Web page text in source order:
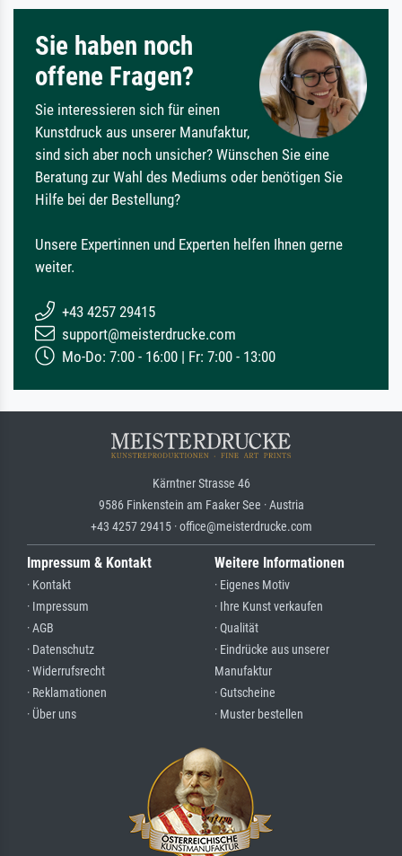
Sie haben noch
offene Fragen?
Sie interessieren sich für einen
Kunstdruck aus unserer Manufaktur,
sind sich aber noch unsicher? Wünschen Sie eine
Beratung zur Wahl des Mediums oder benötigen Sie
Hilfe bei der Bestellung?
Unsere Expertinnen und Experten helfen Ihnen gerne
weiter.
+43 4257 29415
support@meisterdrucke.com
Mo-Do: 7:00 - 16:00 | Fr: 7:00 - 13:00
Kärntner Strasse 46
9586 Finkenstein am Faaker See · Austria
+43 4257 29415 · office@meisterdrucke.com
Impressum & Kontakt
· Kontakt
· Impressum
· AGB
· Datenschutz
· Widerrufsrecht
· Reklamationen
· Über uns
Weitere Informationen
· Eigenes Motiv
· Ihre Kunst verkaufen
· Qualität
· Eindrücke aus unserer
Manufaktur
· Gutscheine
· Muster bestellen